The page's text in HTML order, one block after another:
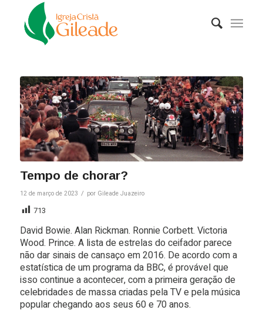
Tempo de chorar?
12 de março de 2023 / por Gileade Juazeiro
713
David Bowie. Alan Rickman. Ronnie Corbett. Victoria
Wood. Prince. A lista de estrelas do ceifador parece
não dar sinais de cansaço em 2016. De acordo com a
estatística de um programa da BBC, é provável que
isso continue a acontecer, com a primeira geração de
celebridades de massa criadas pela TV e pela música
popular chegando aos seus 60 e 70 anos.